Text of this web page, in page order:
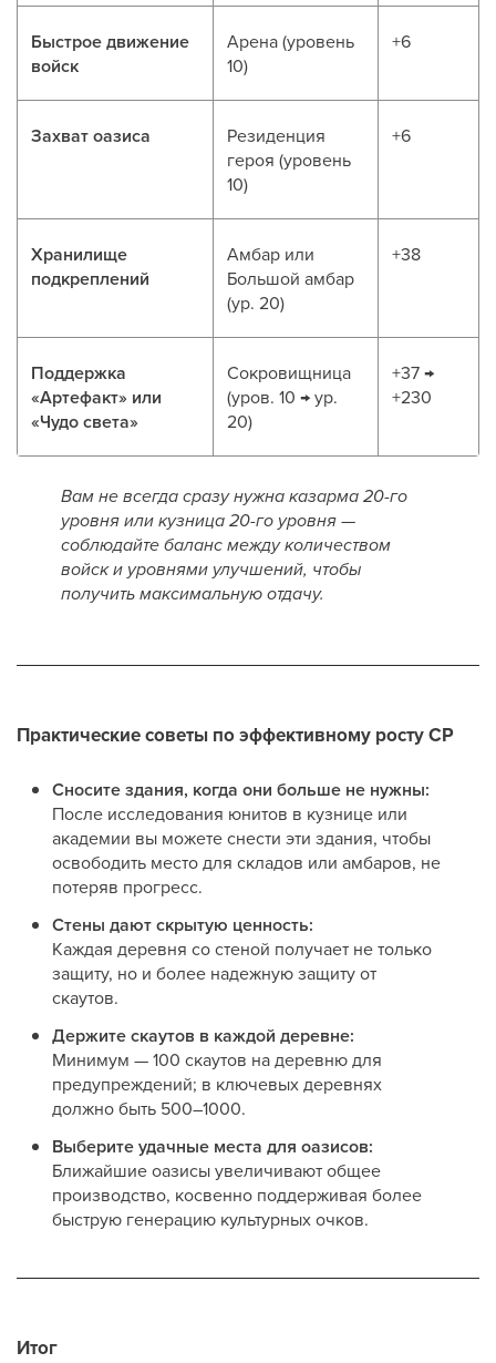
Быстрое движение
войск
Арена (уровень
10)
+6
Захват оазиса
Резиденция
героя (уровень
10)
+6
Хранилище
подкреплений
Амбар или
Большой амбар
(ур. 20)
+38
Поддержка
«Артефакт» или
«Чудо света»
Сокровищница
(уров. 10 → ур.
20)
+37 →
+230
Вам не всегда сразу нужна казарма 20-го
уровня или кузница 20-го уровня —
соблюдайте баланс между количеством
войск и уровнями улучшений, чтобы
получить максимальную отдачу.
Практические советы по эффективному росту CP
Сносите здания, когда они больше не нужны:
После исследования юнитов в кузнице или
академии вы можете снести эти здания, чтобы
освободить место для складов или амбаров, не
потеряв прогресс.
Стены дают скрытую ценность:
Каждая деревня со стеной получает не только
защиту, но и более надежную защиту от
скаутов.
Держите скаутов в каждой деревне:
Минимум — 100 скаутов на деревню для
предупреждений; в ключевых деревнях
должно быть 500–1000.
Выберите удачные места для оазисов:
Ближайшие оазисы увеличивают общее
производство, косвенно поддерживая более
быструю генерацию культурных очков.
Итог